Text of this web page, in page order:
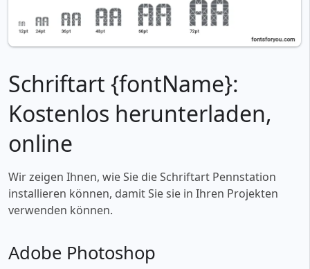
Schriftart {fontName}:
Kostenlos herunterladen,
online
Wir zeigen Ihnen, wie Sie die Schriftart Pennstation
installieren können, damit Sie sie in Ihren Projekten
verwenden können.
Adobe Photoshop